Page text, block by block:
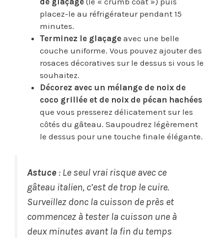
placez-le au réfrigérateur pendant 15
minutes.
Terminez le glaçage avec une belle
couche uniforme. Vous pouvez ajouter des
rosaces décoratives sur le dessus si vous le
souhaitez.
Décorez avec un mélange de noix de
coco grillée et de noix de pécan hachées
que vous presserez délicatement sur les
côtés du gâteau. Saupoudrez légèrement
le dessus pour une touche finale élégante.
Astuce : Le seul vrai risque avec ce
gâteau italien, c’est de trop le cuire.
Surveillez donc la cuisson de près et
commencez à tester la cuisson une à
deux minutes avant la fin du temps